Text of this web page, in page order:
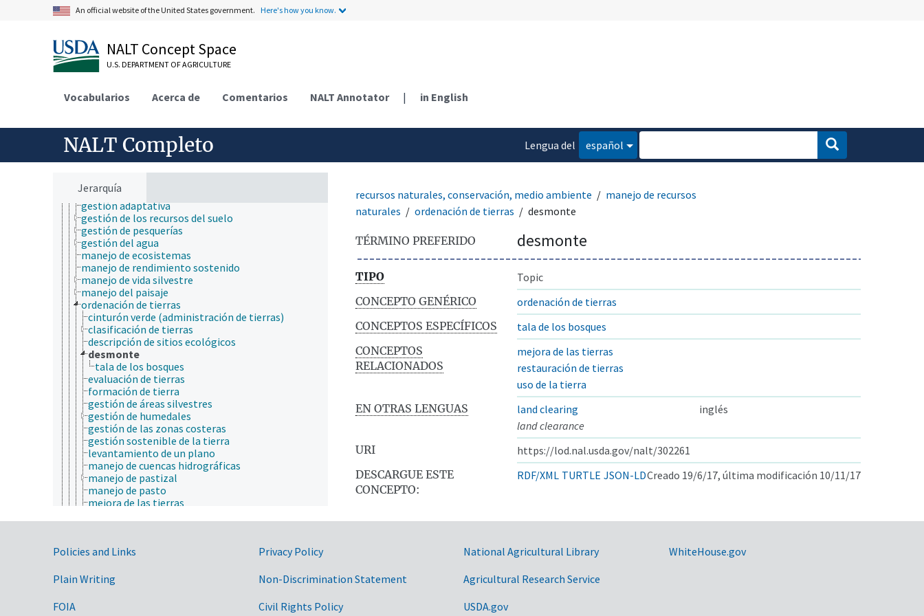
An official website of the United States government. Here's how you know.
NALT Concept Space
U.S. DEPARTMENT OF AGRICULTURE
Vocabularios Acerca de Comentarios NALT Annotator | in English
NALT Completo
Lengua del
español
Jerarquía
desarrollo rural, comunidades, educación, extensión
economía, comercio, derecho, negocios, industria
investigación, tecnología, métodos
jerarquía taxonómica
nutrición humana, inocuidad y calidad de los alimentos
recursos naturales, conservación, medio ambiente
ciencias atmosféricas
ecología
exposición ambiental
manejo de recursos naturales
conservación de la naturaleza
gestión adaptativa
gestión de los recursos del suelo
gestión de pesquerías
gestión del agua
manejo de ecosistemas
manejo de rendimiento sostenido
manejo de vida silvestre
manejo del paisaje
ordenación de tierras
cinturón verde (administración de tierras)
clasificación de tierras
descripción de sitios ecológicos
desmonte
tala de los bosques
evaluación de tierras
formación de tierra
gestión de áreas silvestres
gestión de humedales
gestión de las zonas costeras
gestión sostenible de la tierra
levantamiento de un plano
manejo de cuencas hidrográficas
manejo de pastizal
manejo de pasto
mejora de las tierras
restauración de tierras
uso de la tierra
vocación de la tierras
recursos naturales, conservación, medio ambiente
manejo de recursos
naturales
ordenación de tierras desmonte
TÉRMINO PREFERIDO desmonte
TIPO
Topic
CONCEPTO GENÉRICO
ordenación de tierras
CONCEPTOS ESPECÍFICOS
tala de los bosques
CONCEPTOS
RELACIONADOS
mejora de las tierras
restauración de tierras
uso de la tierra
EN OTRAS LENGUAS
land clearing
inglés
land clearance
URI
https://lod.nal.usda.gov/nalt/302261
DESCARGUE ESTE
CONCEPTO:
RDF/XML TURTLE JSON-LDCreado 19/6/17, última modificación 10/11/17
Government Links
Policies and Links
Plain Writing
FOIA
Privacy Policy
Non-Discrimination Statement
Civil Rights Policy
National Agricultural Library
Agricultural Research Service
USDA.gov
WhiteHouse.gov